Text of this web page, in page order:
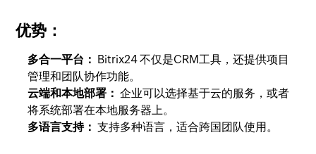
优势：
多合一平台： Bitrix24 不仅是CRM工具，还提供项目
管理和团队协作功能。
云端和本地部署： 企业可以选择基于云的服务，或者
将系统部署在本地服务器上。
多语言支持： 支持多种语言，适合跨国团队使用。